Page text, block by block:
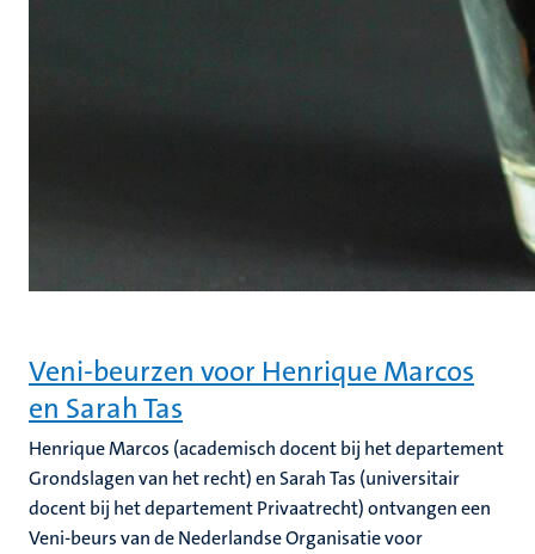
Veni-beurzen voor Henrique Marcos
en Sarah Tas
Henrique Marcos (academisch docent bij het departement
Grondslagen van het recht) en Sarah Tas (universitair
docent bij het departement Privaatrecht) ontvangen een
Veni-beurs van de Nederlandse Organisatie voor